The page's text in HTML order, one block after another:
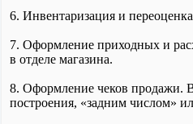
6. Инвентаризация и
7. Оформление приходных и
в отделе магазина.
8. Оформление чеков продажи.
построения, «задним числом»